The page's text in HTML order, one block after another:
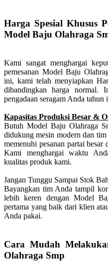
Harga Spesial Khusus
Model Baju Olahraga
Kami sangat menghargai
pemesanan Model Baju
ini, kami telah menyiapkan
dibandingkan harga normal.
pengadaan seragam Anda tahun
Kapasitas Produksi Besar &
Butuh Model Baju Olahraga
didukung mesin modern dan
memenuhi pesanan partai
Kami menghargai waktu
kualitas produk kami.
Jangan Tunggu Sampai Stok
Bayangkan tim Anda tampil
lebih keren dengan Model
pertama yang baik dari klien
Anda pakai.
Cara Mudah
Olahraga Smp